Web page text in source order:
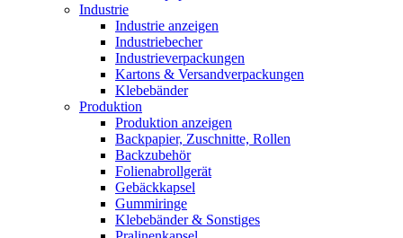
Industrie
Industrie anzeigen
Industriebecher
Industrieverpackungen
Kartons & Versandverpackungen
Klebebänder
Produktion
Produktion anzeigen
Backpapier, Zuschnitte, Rollen
Backzubehör
Folienabrollgerät
Gebäckkapsel
Gummiringe
Klebebänder & Sonstiges